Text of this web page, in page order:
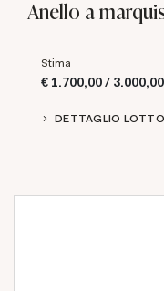
Anello a
Stima
€ 1.700,00 / 3.000,00
DETTAGLIO LOTTO